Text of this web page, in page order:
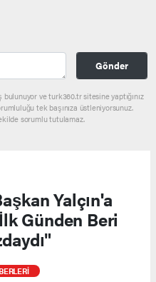
Gönder
ve turk360.tr sitesine yaptığınız
tek başınıza üstleniyorsunuz.
sorumlu tutulamaz.
Yalçın'a
Günden Beri